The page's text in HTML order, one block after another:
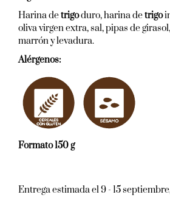
Harina detrigoduro, harina detrigo
oliva virgen extra, sal, pipas de girasol,
marrón y levadura.
Alérgenos:
Formato 150 g
Entrega estimada el 9 - 15